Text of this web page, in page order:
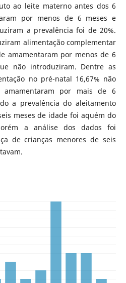
ao leite materno antes dos 6
por menos de 6 meses e
a prevalência foi de 20%.
alimentação complementar
amamentaram por menos de 6
não introduziram. Dentre as
no pré-natal 16,67% não
amamentaram por mais de 6
a prevalência do aleitamento
meses de idade foi aquém do
a análise dos dados foi
de crianças menores de seis